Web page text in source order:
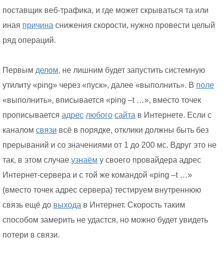
поставщик веб-трафика, и где может скрываться та или
иная причина снижения скорости, нужно провести целый
ряд операций.
Первым делом, не лишним будет запустить системную
утилиту «ping» через «пуск», далее «выполнить». В поле
«выполнить», вписывается «ping –t …», вместо точек
прописывается адрес любого сайта в Интернете. Если с
каналом связи всё в порядке, отклики должны быть без
прерываний и со значениями от 1 до 200 мс. Вдруг это не
так, в этом случае узнаём у своего провайдера адрес
Интернет-сервера и с той же командой «ping –t …»
(вместо точек адрес сервера) тестируем внутреннюю
связь ещё до выхода в Интернет. Скорость таким
способом замерить не удастся, но можно будет увидеть
потери в связи.